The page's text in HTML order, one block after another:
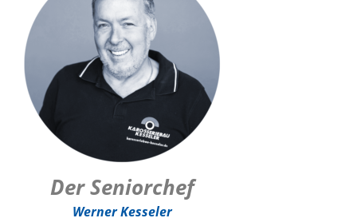
Der Seniorchef
Werner Kesseler